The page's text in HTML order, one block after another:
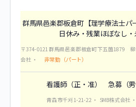
群馬県邑楽郡板倉町【理学療法士パ
日休み・残業ほぼなし
〒374-0121 群馬県邑楽郡板倉町下五箇1879
会社
非常勤（パート）
看護師（正・准） 急募（男
青森市千刈1-21-22 SMB株式会社